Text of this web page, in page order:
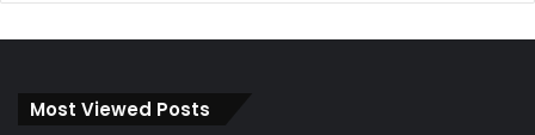
Most Viewed Posts